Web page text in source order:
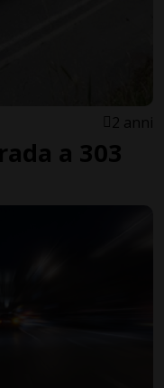
2 anni
a 303